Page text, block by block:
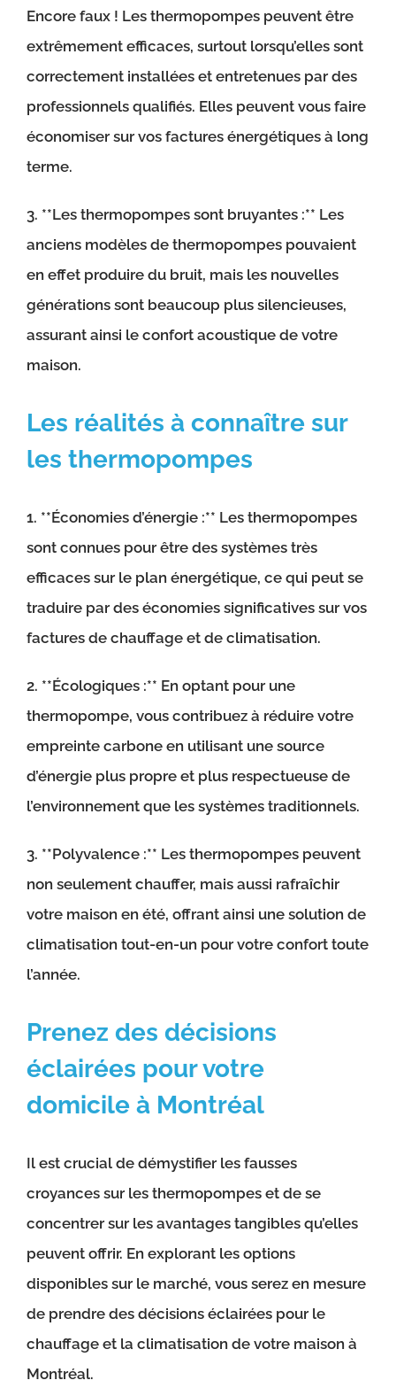
Encore faux ! Les thermopompes peuvent être
extrêmement efficaces, surtout lorsqu’elles sont
correctement installées et entretenues par des
professionnels qualifiés. Elles peuvent vous faire
économiser sur vos factures énergétiques à long
terme.
3. **Les thermopompes sont bruyantes :** Les
anciens modèles de thermopompes pouvaient
en effet produire du bruit, mais les nouvelles
générations sont beaucoup plus silencieuses,
assurant ainsi le confort acoustique de votre
maison.
Les réalités à connaître sur
les thermopompes
1. **Économies d’énergie :** Les thermopompes
sont connues pour être des systèmes très
efficaces sur le plan énergétique, ce qui peut se
traduire par des économies significatives sur vos
factures de chauffage et de climatisation.
2. **Écologiques :** En optant pour une
thermopompe, vous contribuez à réduire votre
empreinte carbone en utilisant une source
d’énergie plus propre et plus respectueuse de
l’environnement que les systèmes traditionnels.
3. **Polyvalence :** Les thermopompes peuvent
non seulement chauffer, mais aussi rafraîchir
votre maison en été, offrant ainsi une solution de
climatisation tout-en-un pour votre confort toute
l’année.
Prenez des décisions
éclairées pour votre
domicile à Montréal
Il est crucial de démystifier les fausses
croyances sur les thermopompes et de se
concentrer sur les avantages tangibles qu’elles
peuvent offrir. En explorant les options
disponibles sur le marché, vous serez en mesure
de prendre des décisions éclairées pour le
chauffage et la climatisation de votre maison à
Montréal.